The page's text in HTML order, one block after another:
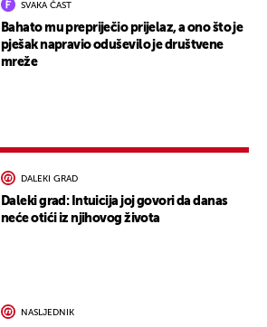
SVAKA ČAST
Bahato mu prepriječio prijelaz, a ono što je
pješak napravio oduševilo je društvene
mreže
DALEKI GRAD
Daleki grad: Intuicija joj govori da danas
neće otići iz njihovog života
NASLJEDNIK